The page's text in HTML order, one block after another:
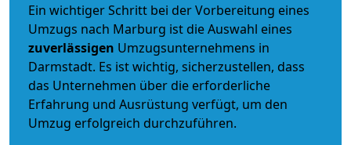
Ein wichtiger Schritt bei der Vorbereitung eines
Umzugs nach Marburg ist die Auswahl eines
zuverlässigen Umzugsunternehmens in
Darmstadt. Es ist wichtig, sicherzustellen, dass
das Unternehmen über die erforderliche
Erfahrung und Ausrüstung verfügt, um den
Umzug erfolgreich durchzuführen.